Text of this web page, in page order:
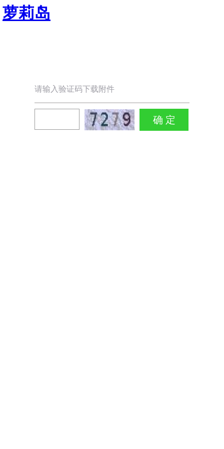
萝莉岛
请输入验证码下载附件